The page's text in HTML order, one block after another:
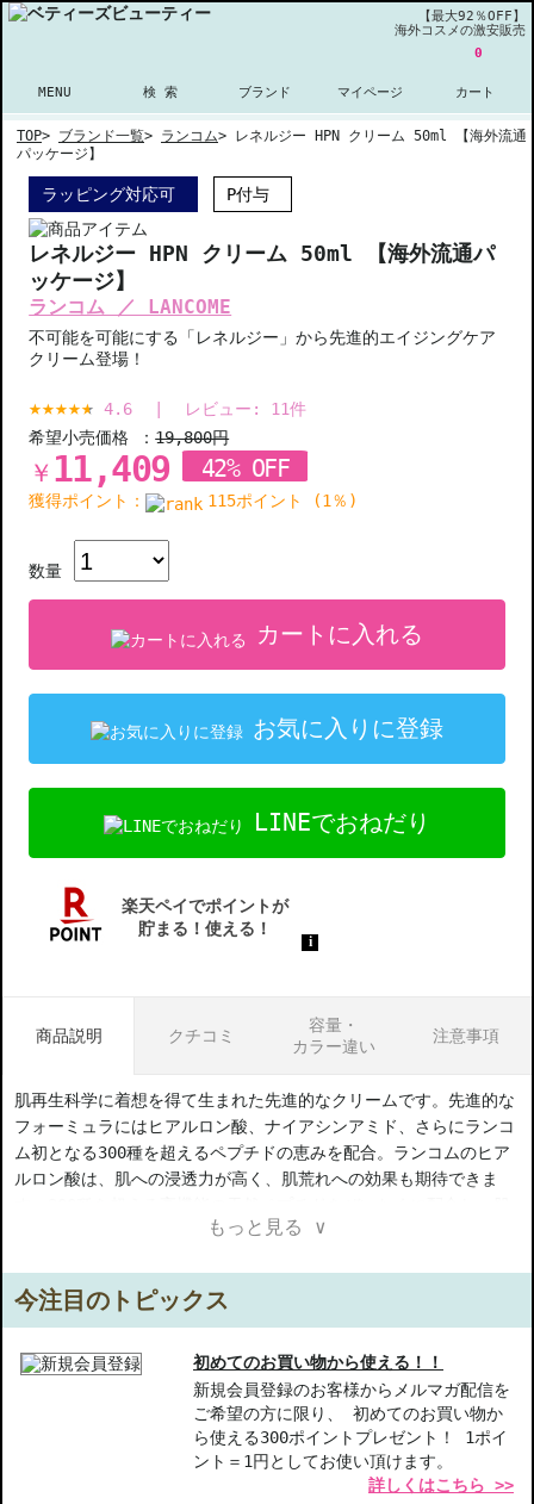
【最大92％OFF】
海外コスメの激安販売
MENU 検 索 ブランド マイページ
0
カート
TOP> ブランド一覧> ランコム> レネルジー HPN クリーム 50ml 【海外流通
パッケージ】
ラッピング対応可 P付与
レネルジー HPN クリーム 50ml 【海外流通パ
ッケージ】
ランコム ／ LANCOME
不可能を可能にする「レネルジー」から先進的エイジングケア
クリーム登場！
4.6 レビュー: 11件
希望小売価格 ：19,800円
￥ 11,409 42% OFF
獲得ポイント： 115ポイント (1％)
数量
カートに入れる
お気に入りに登録
LINEでおねだり
商品説明 クチコミ
容量・
カラー違い
注意事項
肌再生科学に着想を得て生まれた先進的なクリームです。先進的な
フォーミュラにはヒアルロン酸、ナイアシンアミド、さらにランコ
ム初となる300種を超えるペプチドの恵みを配合。ランコムのヒア
ルロン酸は、肌への浸透力が高く、肌荒れへの効果も期待できま
のハリと弾力感をサポートします。ナイアシンアミドは、肌を癒や
脂、ロウをバランスよく組み合わせた基材に高濃度の有用成分を配
合し、塗りやすさ、浸透しやすさ、ベタつきのない軽い仕上がりを
高浸透ヒアルロン酸-肌にしっかり浸透し、潤いを持続します。
300種のペプチド配合-肌のハリと弾力感をサポートし、若々しい印
ナイアシンアミド-明るさを与え、肌トーンを整えます。
もっと見る ∨
今注目のトピックス
初めてのお買い物から使える！！
新規会員登録のお客様からメルマガ配信を
ご希望の方に限り、 初めてのお買い物か
ら使える300ポイントプレゼント！ 1ポイ
ント＝1円としてお使い頂けます。
詳しくはこちら >>